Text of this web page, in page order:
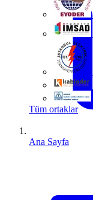
Tüm ortaklar
Ana Sayfa